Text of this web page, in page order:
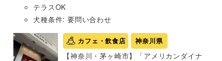
テラスOK
犬種条件: 要問い合わせ
カフェ・飲食店 神奈川県
【神奈川・茅ヶ崎市】「アメリカンダイナ